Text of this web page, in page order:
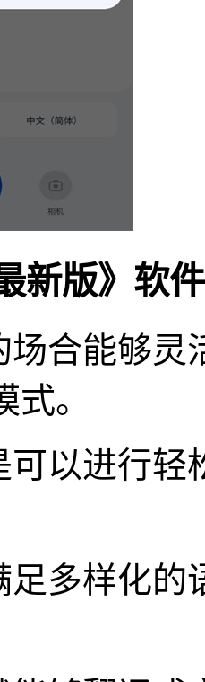
新版》软
场合能够
。
可以进行
足多样化